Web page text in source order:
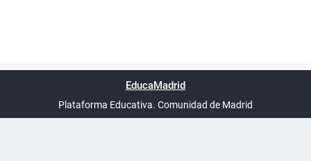
UTC+02:00
phpBB España
EducaMadrid
Plataforma Educativa. Comunidad de Madrid